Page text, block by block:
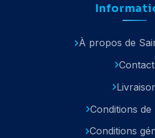
À propos de
Contact
Conditions
Conditions